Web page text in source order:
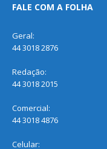
FALE COM A FOLHA
Geral:
44 3018 2876
Redação:
44 3018 2015
Comercial:
44 3018 4876
Celular: